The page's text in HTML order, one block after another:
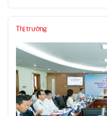
Thị trường